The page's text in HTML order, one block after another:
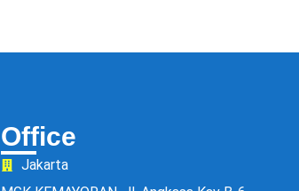
Office
Jakarta